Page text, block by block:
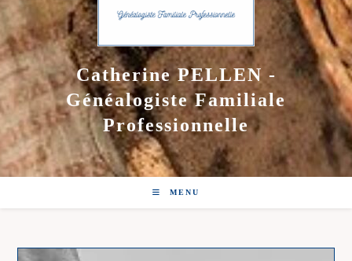
Catherine PELLEN -
Généalogiste Familiale
Professionnelle
MENU